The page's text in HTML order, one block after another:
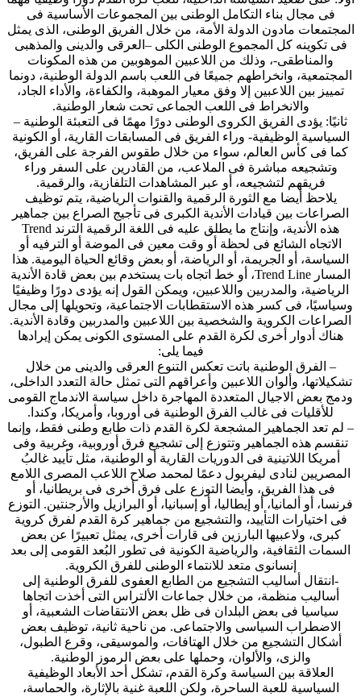
فى مجال بناء التكامل الوطنى بين المجموعات الأساسية فى
المجتمعات مادون الدولة الأمة، من خلال الفريق الوطنى، الذى يمثل
فى تكوينه كل المجموع الوطنى الكلى –العرقى والدينى والمذهبى
والمناطقى-، وذلك من اللاعبين الموهوبين من هذه المكونات
المجتمعية، وانخراطهم جميعًا فى اللعب باسم الدولة الوطنية، دونما
تمييز بين اللاعبين إلا وفق معيار الموهبة، والكفاءة، والأداء الجاد،
والانخراط فى اللعب الجماعى تحت شعار الوطنية.
ثانيًا: يؤدى الفريق الكروى الوطنى دورًا مهمًا فى التعبئة الوطنية –
السياسية الوظيفية- وراء الفريق فى المسابقات القارية، أو الكونية
كما فى كأس العالم، سواء من خلال طقوس الفرجة على الفريق،
وتشجيعه مباشرة فى الملاعب، من القادرين على السفر وراء
فريقهم لتشجيعه، أو عبر المشاهدات التلفازية، والرقمية.
يلاحظ أيضا مع الثورة الرقمية والقنوات الرياضية، يتم توظيف
الصراعات بين قيادات الأندية الكبرى فى تأجيج الصراع بين جماهير
هذه الأندية، وإنتاج ما يطلق عليه فى اللغة الرقمية الترند Trend
الاتجاه الشائع فى لحظة أو وقت معين فى الموضة أو الترفيه أو
السياسة، أو الجريمة، أو الرياضة، أو بعض وقائع الحياة اليومية. هذا
المسار Trend Line، أو خط اتجاه بات يستخدم بين بعض قادة الأندية
الرياضية، والمدربين واللاعبين، ويمكن القول إنه يؤدى دورًا وظيفيًا
وسياسيًا، فى كسر هذه الاستقطابات الاجتماعية، وتحويلها إلى مجال
الصراعات الكروية والشخصية بين اللاعبين والمدربين وقادة الأندية.
هناك أدوار أخرى لكرة القدم على المستوى الكونى يمكن إيرادها
فيما يلى:
– الفرق الوطنية باتت تعكس التنوع العرقى والدينى من خلال
تشكيلاتها، وألوان اللاعبين وأعراقهم التى تمثل حالة التعدد الداخلى،
ودمج بعض الاجيال المتعددة المهاجرة داخل سياسة الاندماج القومى
للأقليات فى غالب الفرق الوطنية فى أوروبا، وأمريكا، وكندا.
– لم تعد الجماهير المشجعة لكرة القدم ذات طابع وطنى فقط، وإنما
تنقسم هذه الجماهير وتتوزع إلى تشجيع فرق أوروبية، وغربية وفى
أمريكا اللاتينية فى الدوريات القارية أو الوطنية، مثل تأييد غالبُ
المصريين لنادى ليفربول دعمًا لمحمد صلاح اللاعب المصرى اللامع
فى هذا الفريق، وأيضا التوزع على فرق أخرى فى بريطانيا، أو
فرنسا، أو ألمانيا، أو إيطاليا، أو إسبانيا، أو البرازيل والأرجنتين. التوزع
فى اختيارات التأييد، والتشجيع من جماهير كرة القدم لفرق كروية
كبرى، ولاعبيها البارزين فى قارات أخرى، يمثل تعبيرًا عن بعض
السمات الثقافية، والرياضية الكونية فى تطور البُعد القومى إلى بعد
إنسانوى متعد للانتماء الوطنى للفرق الكروية.
-انتقال أساليب التشجيع من الطابع العفوى للفرق الوطنية إلى
أساليب منظمة، من خلال جماعات الألتراس التى أخذت اتجاها
سياسيا فى بعض البلدان فى ظل بعض الانتقاضات الشعبية، أو
الاضطراب السياسى والاجتماعى. من ناحية ثانية، توظيف بعض
أشكال التشجيع من خلال الهتافات، والموسيقى، وقرع الطبول،
والزى، والألوان، وحملها على بعض الرموز الوطنية.
العلاقة بين السياسة وكرة القدم، تشكل أحد الأبعاد الوظيفية
السياسية للعبة الساحرة، ولكن اللعبة غنية بالإثارة، والحماسة،